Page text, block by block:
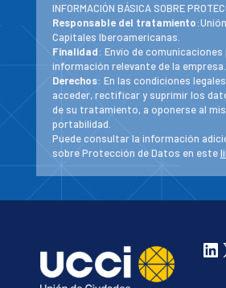
INFORMACIÓN BÁSICA SOBRE
Responsable del tratamiento
Capitales Iberoamericanas.
Finalidad: Envío de
información relevante de la empresa.
Derechos: En las condiciones
acceder, rectificar y suprimir los
de su tratamiento, a oponerse al
portabilidad.
Puede consultar la información
sobre Protección de Datos en este